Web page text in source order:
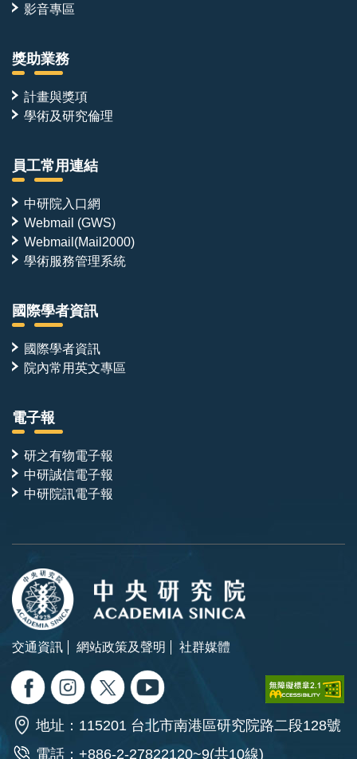
影音專區
獎助業務
計畫與獎項
學術及研究倫理
員工常用連結
中研院入口網
Webmail (GWS)
Webmail(Mail2000)
學術服務管理系統
國際學者資訊
國際學者資訊
院內常用英文專區
電子報
研之有物電子報
中研誠信電子報
中研院訊電子報
交通資訊 網站政策及聲明 社群媒體
地址：115201 台北市南港區研究院路二段128號
電話：+886-2-27822120~9(共10線)